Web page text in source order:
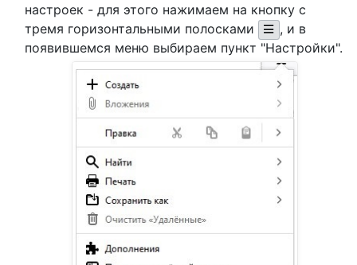
настроек - для этого нажимаем на кнопку с
тремя горизонтальными полосками
, и в
появившемся меню выбираем пункт "Настройки".